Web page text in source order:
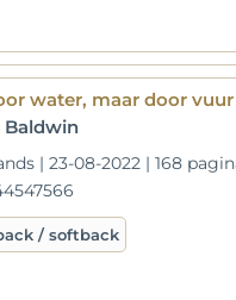
water, maar door vuur
Baldwin
| 23-08-2022 | 168
/ softback